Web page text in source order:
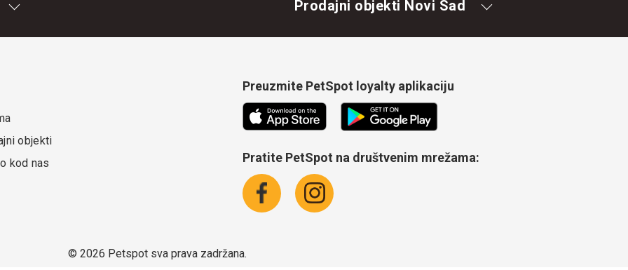
Prodajni objekti Novi Sad
objekti
kod nas
Preuzmite PetSpot loyalty aplikaciju
Pratite PetSpot na društvenim mrežama:
© 2026 Petspot sva prava zadržana.